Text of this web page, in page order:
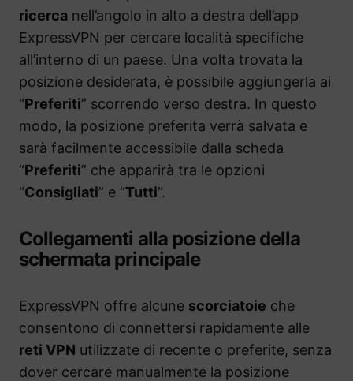
ricerca nell’angolo in alto a destra dell’app
ExpressVPN per cercare località specifiche
all’interno di un paese. Una volta trovata la
posizione desiderata, è possibile aggiungerla ai
“Preferiti” scorrendo verso destra. In questo
modo, la posizione preferita verrà salvata e
sarà facilmente accessibile dalla scheda
“Preferiti” che apparirà tra le opzioni
“Consigliati” e “Tutti“.
Collegamenti alla posizione della
schermata principale
ExpressVPN offre alcune scorciatoie che
consentono di connettersi rapidamente alle
reti VPN utilizzate di recente o preferite, senza
dover cercare manualmente la posizione